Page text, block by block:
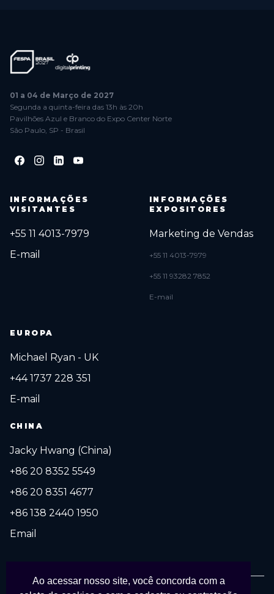
01 a 04 de Março de 2027
Segunda a quinta-feira das 13h às 20h
Pavilhões Azul e Branco do Expo Center Norte
São Paulo, SP - Brasil
INFORMAÇÕES
VISITANTES
+55 11 4013-7979
E-mail
INFORMAÇÕES
EXPOSITORES
Marketing de Vendas
+55 11 4013-7979
+55 11 93282 7852
E-mail
EUROPA
Michael Ryan - UK
+44 1737 228 351
E-mail
CHINA
Jacky Hwang (China)
+86 20 8352 5549
+86 20 8351 4677
+86 138 2440 1950
Email
Ao acessar nosso site, você concorda com a